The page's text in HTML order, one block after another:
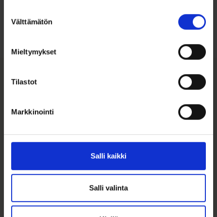
valinta
Välttämätön
Mieltymykset
Tilastot
Markkinointi
Salli kaikki
Salli valinta